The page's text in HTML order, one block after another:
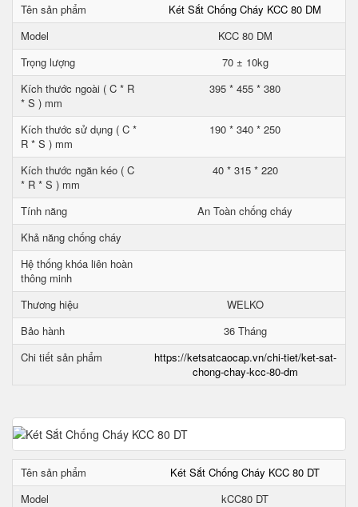
Tên sản phẩm
Két Sắt Chống Cháy KCC 80 DM
Model
KCC 80 DM
Trọng lượng
70 ± 10kg
Kích thước ngoài ( C * R
* S ) mm
395 * 455 * 380
Kích thước sử dụng ( C *
R * S ) mm
190 * 340 * 250
Kích thước ngăn kéo ( C
* R * S ) mm
40 * 315 * 220
Tính năng
An Toàn chống cháy
Khả năng chống cháy
Hệ thống khóa liên hoàn
thông minh
Thương hiệu
WELKO
Bảo hành
36 Tháng
Chi tiết sản phẩm
https://ketsatcaocap.vn/chi-tiet/ket-sat-
chong-chay-kcc-80-dm
Tên sản phẩm
Két Sắt Chống Cháy KCC 80 DT
Model
kCC80 DT